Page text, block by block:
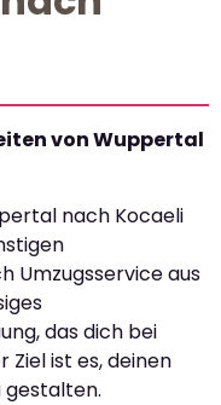
von Wuppertal
nach Kocaeli
Umzugsservice aus
das dich bei
Ziel ist es, deinen
gestalten.